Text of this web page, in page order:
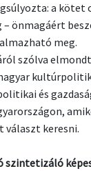
a kötet
– önmagáért
meg.
szólva
és
választ keresni.
szintetizáló